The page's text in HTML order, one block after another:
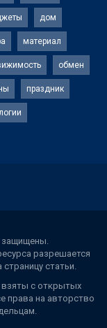
дом
материал
обмен
праздник
защищены.
разрешается
статьи.
взяты с открытых
права на авторство